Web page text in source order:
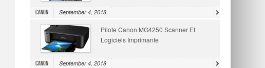
Canon September 4, 2018
Pilote Canon MG4250 Scanner Et
Logiciels Imprimante
Canon September 4, 2018